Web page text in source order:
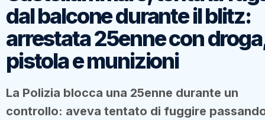
dal balcone durante il blitz:
arrestata 25enne con
pistola e munizioni
La Polizia blocca una 25enne durante un
controllo: aveva tentato di fuggire